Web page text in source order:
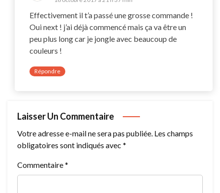
Effectivement il t’a passé une grosse commande !
Oui next ! j’ai déjà commencé mais ça va être un
peu plus long car je jongle avec beaucoup de
couleurs !
Répondre
Laisser Un Commentaire
Votre adresse e-mail ne sera pas publiée. Les champs
obligatoires sont indiqués avec *
Commentaire*